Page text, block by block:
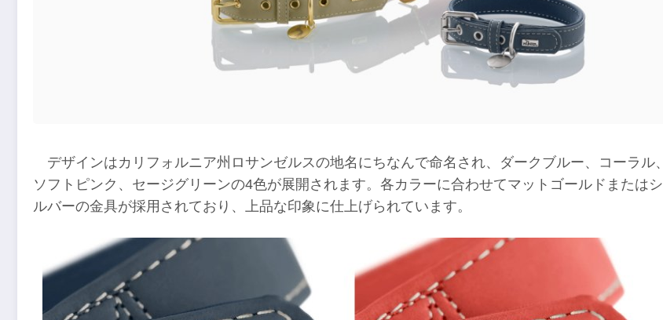
デザインはカリフォルニア州ロサンゼルスの地名にちなんで命名され、ダークブルー、コーラル、
ソフトピンク、セージグリーンの4色が展開されます。各カラーに合わせてマットゴールドまたはシ
ルバーの金具が採用されており、上品な印象に仕上げられています。